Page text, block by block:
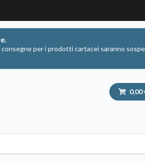
per i prodotti cartacei saranno
0,00